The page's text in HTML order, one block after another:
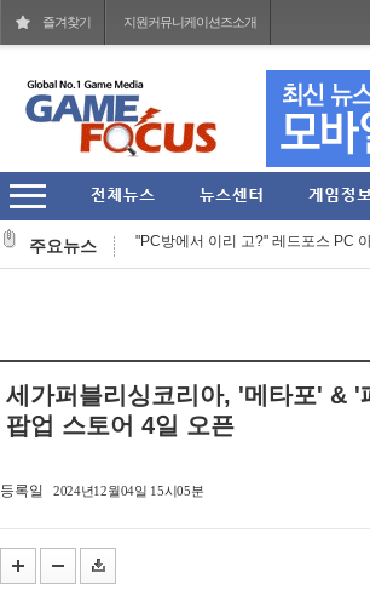
즐겨찾기 지원커뮤니케이션즈소개
주요뉴스
'러브 라이브!' 15주년 기념 오케스트
"PC방에서 이리 고?" 레드포스 PC
라이엇 게임즈 개발진이 말하는 지
라인게임즈, 자체 개발 PC 신작
헥토이노베이션 상반기 매출 2151억
세가퍼블리싱코리아, '메타포' &
팝업 스토어 4일 오픈
등록일 2024년12월04일 15시05분